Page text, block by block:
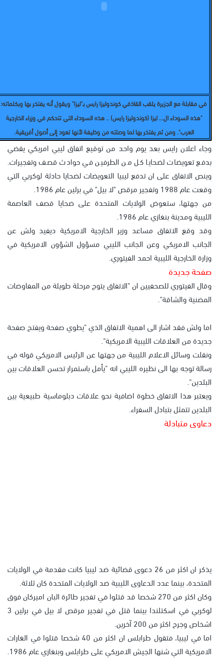
في مقابلة مع الجزيرة يلقب القاذفي كوندوليزا رايس بـ"ليزا" ويقول أنه يفتخر بها وبكلماته:
"هذه السوداء ال... ليزا (كوندوليزا رايس) .. هذه السوداء التي تتحكم في وزراء الخارجية
العرب". ومن ثم يفتخر بها لما وصلته من وظيفة لأنها تعود إلى أصول أفريقية.
وجاء اعلان رايس بعد يوم واحد من توقيع اتفاق ليبي امريكي يقضي
بدفع تعويضات لضحايا كل من الطرفين في حوادث قصف وتفجيرات.
وينص الاتفاق على ان تدفع ليبيا التعويضات لضحايا حادثة لوكربي التي
وقعت عام 1988 وتفجير مرقص "لا بيل" في برلين عام 1986.
من جهتها، ستعوض الولايات المتحدة على ضحايا قصف العاصمة
الليبية ومدينة بنغازي عام 1986.
وقد وقع الاتفاق مساعد وزير الخارجية الامريكية ديفيد ولش عن
الجانب الامريكي وعن الجانب الليبي مسؤول الشؤون الامريكية في
وزارة الخارجية الليبية احمد الفيتوري.
صفحة جديدة
وقال الفيتوري للصحفيين ان "الاتفاق يتوج مرحلة طويلة من المفاوضات
المضنية والشاقة".
اما ولش فقد اشار الى اهمية الاتفاق الذي "يطوي صفحة ويفتح صفحة
جديدة من العلاقات الليبية الامريكية".
ونقلت وسائل الاعلام الليبية من جهتها عن الرئيس الامريكي قوله في
رسالة توجه بها الى نظيره الليبي انه "يأمل باستمرار تحسن العلاقات بين
البلدين".
ويعتبر هذا الاتفاق خطوة اضافية نحو علاقات دبلوماسية طبيعية بين
البلدين تتمثل بتبادل السفراء.
دعاوى متبادلة
يذكر ان اكثر من 26 دعوى قضائية ضد ليبيا كانت مقدمة في الولايات
المتحدة، بينما عدد الدعاوى الليبية ضد الولايات المتحدة كان ثلاثة.
وكان اكثر من 270 شخصا قد قتلوا في تفجير طائرة البان اميركان فوق
لوكربي في اسكتلندا بينما قتل في تفجير مرقص لا بيل في برلين 3
اشخاص وجرح اكثر من 200 آخرين.
اما في ليبيا، فتقول طرابلس ان اكثر من 40 شخصا قتلوا في الغارات
الامريكية التي شنها الجيش الامريكي على طرابلس وبنغازي عام 1986.